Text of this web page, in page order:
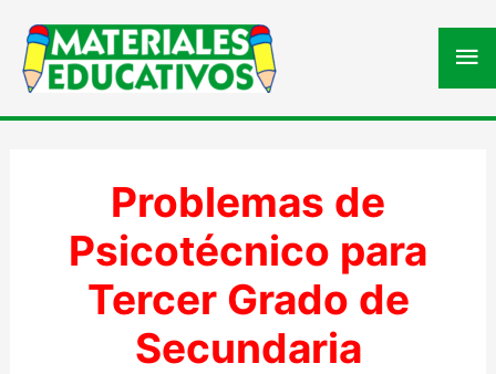
Problemas de
Psicotécnico para
Tercer Grado de
Secundaria